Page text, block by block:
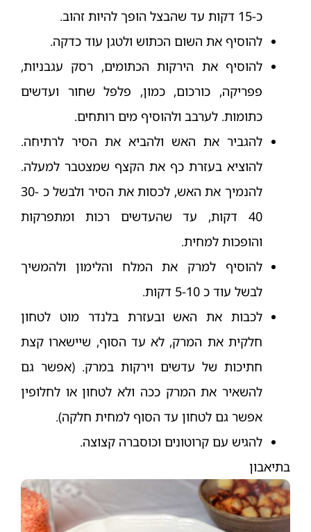
כ-15 דקות עד שהבצל הופך להיות זהוב.
להוסיף את השום הכתוש ולטגן עוד כדקה.
להוסיף את הירקות הכתומים, רסק עגבניות,
פפריקה, כורכום, כמון, פלפל שחור ועדשים
כתומות. לערבב ולהוסיף מים רותחים.
להגביר את האש ולהביא את הסיר לרתיחה.
להוציא בעזרת כף את הקצף שמצטבר למעלה.
להנמיך את האש, לכסות את הסיר ולבשל כ 30-
40 דקות, עד שהעדשים רכות ומתפרקות
והופכות למחית.
להוסיף למרק את המלח והלימון ולהמשיך
לבשל עוד כ 5-10 דקות.
לכבות את האש ובעזרת בלנדר מוט לטחון
חלקית את המרק, לא עד הסוף, שיישארו קצת
חתיכות של עדשים וירקות במרק. (אפשר גם
להשאיר את המרק ככה ולא לטחון או לחלופין
אפשר גם לטחון עד הסוף למחית חלקה).
להגיש עם קרוטונים וכוסברה קצוצה.
בתיאבון